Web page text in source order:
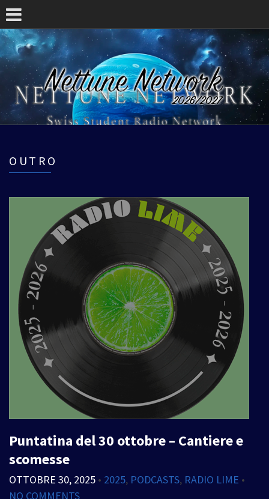
OUTRO
Puntatina del 30 ottobre – Cantiere e
scomesse
OTTOBRE 30, 2025 • 2025, PODCASTS, RADIO LIME •
NO COMMENTS